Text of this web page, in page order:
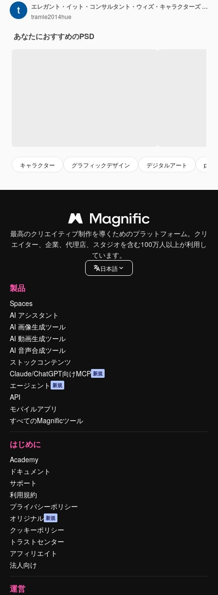
エレガント・イット・コンサルタント・ウィズ・キャラクターズ コンサルティング・アンド・プロビディ・PNG・ピープル・イン・デイリー・ワーク・イラストレーション
tramle2014hue
あなたにおすすめのPSD
キャラクター グラフィックデザイン デジタルアート png
最高のクリエイティブ制作を導くためのプラットフォーム。クリ
エイター、企業、代理店、スタジオを含む100万人以上が利用し
ています。
日本語
製品
Spaces
AI アシスタント
AI 画像生成ツール
AI 動画生成ツール
AI 音声合成ツール
ストックコンテンツ
Claude/ChatGPT向けMCP 新規
エージェント 新規
API
モバイルアプリ
すべてのMagnificツール
はじめに
Academy
ドキュメント
サポート
利用規約
プライバシーポリシー
オリジナル 新規
クッキーポリシー
トラストセンター
アフィリエイト
法人向け
運営